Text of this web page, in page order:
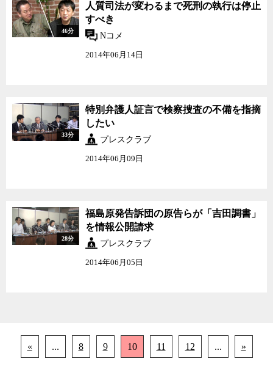
46分
人質司法が変わるまで死刑の執行は停止
すべき
Nコメ
2014年06月14日
特別弁護人証言で検察捜
査の不備を指摘したい
33分
特別弁護人証言で検察捜査の不備を指摘
したい
プレスクラブ
2014年06月09日
28分
福島原発告訴団の原告らが「吉田調書」
を情報公開請求
プレスクラブ
2014年06月05日
« ... 8 9 10 11 12 ... »